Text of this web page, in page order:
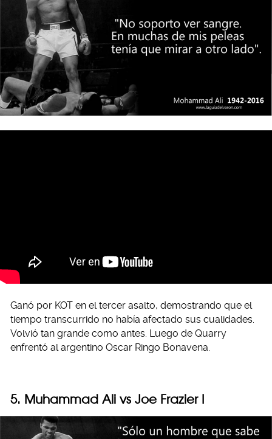
Ganó por KOT en el tercer asalto, demostrando que el
tiempo transcurrido no había afectado sus cualidades.
Volvió tan grande como antes. Luego de Quarry
enfrentó al argentino Oscar Ringo Bonavena.
5. Muhammad Ali vs Joe Frazier I